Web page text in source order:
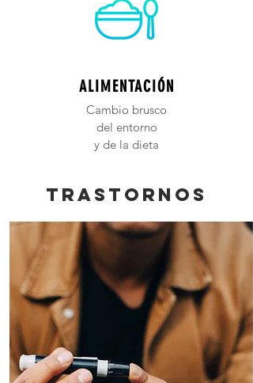
ALIMENTACIÓN
Cambio brusco
del entorno
y de la dieta
trastornos